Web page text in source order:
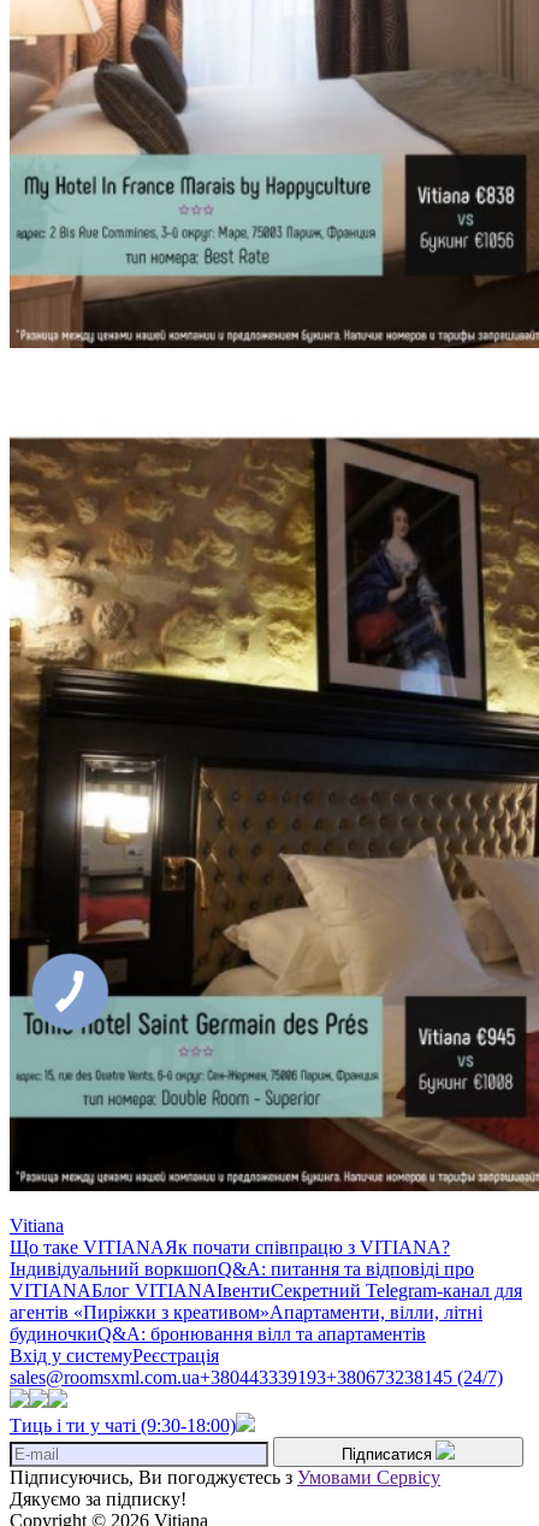
Vitiana
Що таке VITIANAЯк почати співпрацю з VITIANA?
Індивідуальний воркшопQ&A: питання та відповіді про
VITIANAБлог VITIANAІвентиСекретний Telegram-канал для
агентів «Пиріжки з креативом»Апартаменти, вілли, літні
будиночкиQ&A: бронювання вілл та апартаментів
Вхід у системуРеєстрація
sales@roomsxml.com.ua+380443339193+380673238145 (24/7)
Тиць і ти у чаті (9:30-18:00)
Підписатися
Підписуючись, Ви погоджуєтесь з Умовами Сервісу
Дякуємо за підписку!
Copyright © 2026 Vitiana